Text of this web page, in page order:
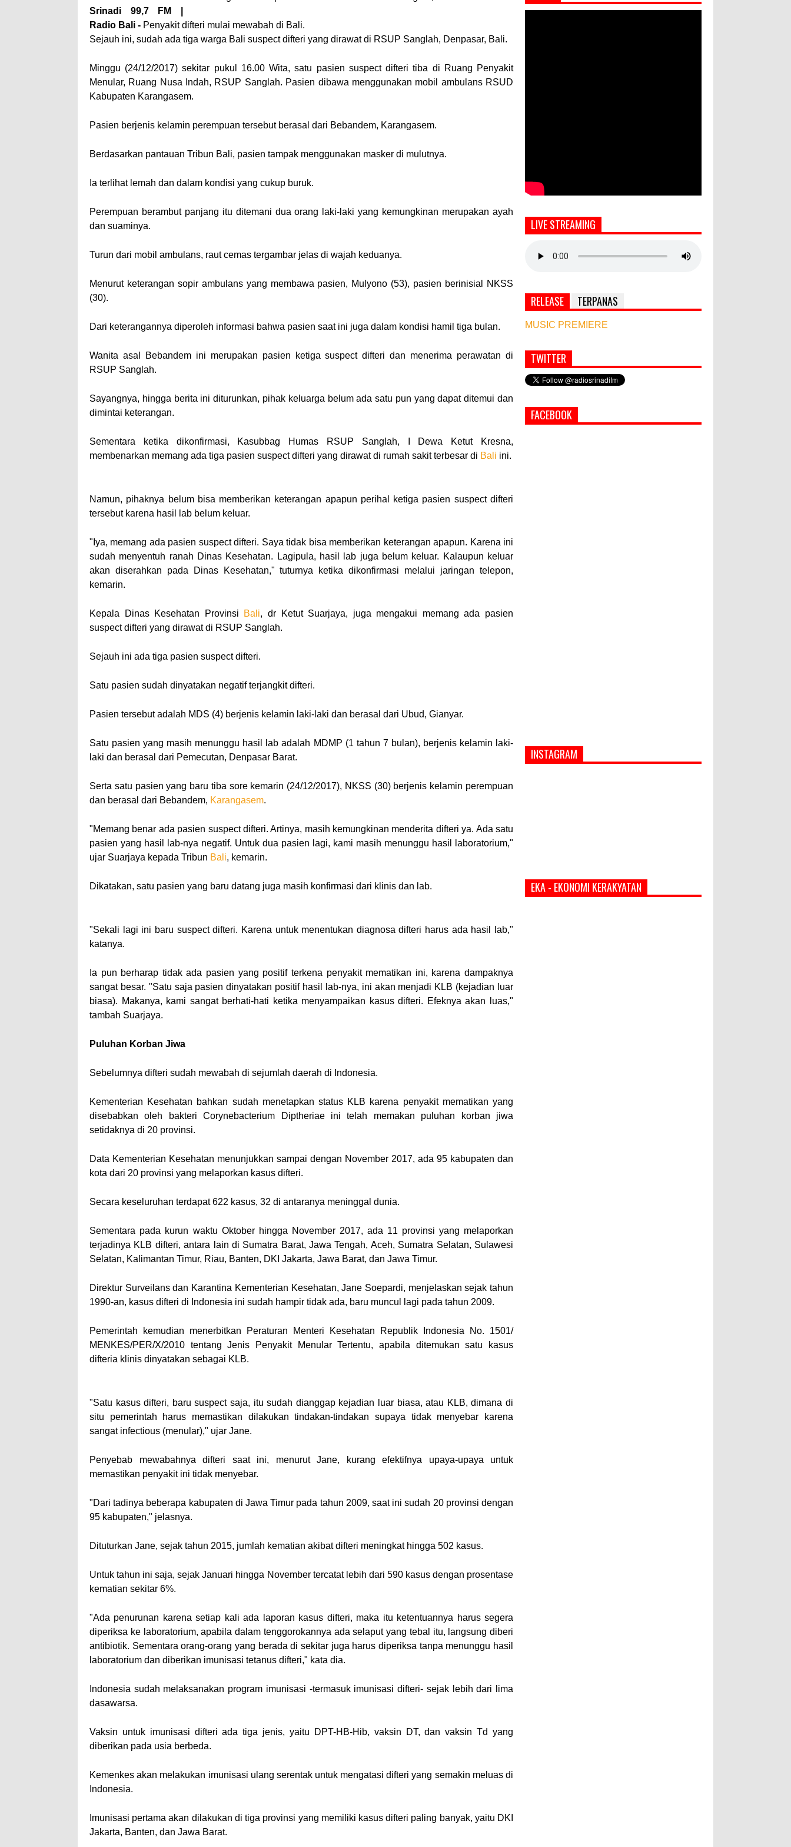
Srinadi 99,7 FM |
Radio Bali - Penyakit difteri mulai mewabah di Bali.
Sejauh ini, sudah ada tiga warga Bali suspect difteri yang dirawat di RSUP Sanglah, Denpasar, Bali.
Minggu (24/12/2017) sekitar pukul 16.00 Wita, satu pasien suspect difteri tiba di Ruang Penyakit
Menular, Ruang Nusa Indah, RSUP Sanglah. Pasien dibawa menggunakan mobil ambulans RSUD
Kabupaten Karangasem.
Pasien berjenis kelamin perempuan tersebut berasal dari Bebandem, Karangasem.
Berdasarkan pantauan Tribun Bali, pasien tampak menggunakan masker di mulutnya.
Ia terlihat lemah dan dalam kondisi yang cukup buruk.
Perempuan berambut panjang itu ditemani dua orang laki-laki yang kemungkinan merupakan ayah
dan suaminya.
Turun dari mobil ambulans, raut cemas tergambar jelas di wajah keduanya.
Menurut keterangan sopir ambulans yang membawa pasien, Mulyono (53), pasien berinisial NKSS
(30).
Dari keterangannya diperoleh informasi bahwa pasien saat ini juga dalam kondisi hamil tiga bulan.
Wanita asal Bebandem ini merupakan pasien ketiga suspect difteri dan menerima perawatan di
RSUP Sanglah.
Sayangnya, hingga berita ini diturunkan, pihak keluarga belum ada satu pun yang dapat ditemui dan
dimintai keterangan.
Sementara ketika dikonfirmasi, Kasubbag Humas RSUP Sanglah, I Dewa Ketut Kresna,
membenarkan memang ada tiga pasien suspect difteri yang dirawat di rumah sakit terbesar di Bali ini.
Namun, pihaknya belum bisa memberikan keterangan apapun perihal ketiga pasien suspect difteri
tersebut karena hasil lab belum keluar.
"Iya, memang ada pasien suspect difteri. Saya tidak bisa memberikan keterangan apapun. Karena ini
sudah menyentuh ranah Dinas Kesehatan. Lagipula, hasil lab juga belum keluar. Kalaupun keluar
akan diserahkan pada Dinas Kesehatan," tuturnya ketika dikonfirmasi melalui jaringan telepon,
kemarin.
Kepala Dinas Kesehatan Provinsi Bali, dr Ketut Suarjaya, juga mengakui memang ada pasien
suspect difteri yang dirawat di RSUP Sanglah.
Sejauh ini ada tiga pasien suspect difteri.
Satu pasien sudah dinyatakan negatif terjangkit difteri.
Pasien tersebut adalah MDS (4) berjenis kelamin laki-laki dan berasal dari Ubud, Gianyar.
Satu pasien yang masih menunggu hasil lab adalah MDMP (1 tahun 7 bulan), berjenis kelamin laki-
laki dan berasal dari Pemecutan, Denpasar Barat.
Serta satu pasien yang baru tiba sore kemarin (24/12/2017), NKSS (30) berjenis kelamin perempuan
dan berasal dari Bebandem, Karangasem.
"Memang benar ada pasien suspect difteri. Artinya, masih kemungkinan menderita difteri ya. Ada satu
pasien yang hasil lab-nya negatif. Untuk dua pasien lagi, kami masih menunggu hasil laboratorium,"
ujar Suarjaya kepada Tribun Bali, kemarin.
Dikatakan, satu pasien yang baru datang juga masih konfirmasi dari klinis dan lab.
"Sekali lagi ini baru suspect difteri. Karena untuk menentukan diagnosa difteri harus ada hasil lab,"
katanya.
Ia pun berharap tidak ada pasien yang positif terkena penyakit mematikan ini, karena dampaknya
sangat besar. "Satu saja pasien dinyatakan positif hasil lab-nya, ini akan menjadi KLB (kejadian luar
biasa). Makanya, kami sangat berhati-hati ketika menyampaikan kasus difteri. Efeknya akan luas,"
tambah Suarjaya.
Puluhan Korban Jiwa
Sebelumnya difteri sudah mewabah di sejumlah daerah di Indonesia.
Kementerian Kesehatan bahkan sudah menetapkan status KLB karena penyakit mematikan yang
disebabkan oleh bakteri Corynebacterium Diptheriae ini telah memakan puluhan korban jiwa
setidaknya di 20 provinsi.
Data Kementerian Kesehatan menunjukkan sampai dengan November 2017, ada 95 kabupaten dan
kota dari 20 provinsi yang melaporkan kasus difteri.
Secara keseluruhan terdapat 622 kasus, 32 di antaranya meninggal dunia.
Sementara pada kurun waktu Oktober hingga November 2017, ada 11 provinsi yang melaporkan
terjadinya KLB difteri, antara lain di Sumatra Barat, Jawa Tengah, Aceh, Sumatra Selatan, Sulawesi
Selatan, Kalimantan Timur, Riau, Banten, DKI Jakarta, Jawa Barat, dan Jawa Timur.
Direktur Surveilans dan Karantina Kementerian Kesehatan, Jane Soepardi, menjelaskan sejak tahun
1990-an, kasus difteri di Indonesia ini sudah hampir tidak ada, baru muncul lagi pada tahun 2009.
Pemerintah kemudian menerbitkan Peraturan Menteri Kesehatan Republik Indonesia No. 1501/
MENKES/PER/X/2010 tentang Jenis Penyakit Menular Tertentu, apabila ditemukan satu kasus
difteria klinis dinyatakan sebagai KLB.
"Satu kasus difteri, baru suspect saja, itu sudah dianggap kejadian luar biasa, atau KLB, dimana di
situ pemerintah harus memastikan dilakukan tindakan-tindakan supaya tidak menyebar karena
sangat infectious (menular)," ujar Jane.
Penyebab mewabahnya difteri saat ini, menurut Jane, kurang efektifnya upaya-upaya untuk
memastikan penyakit ini tidak menyebar.
"Dari tadinya beberapa kabupaten di Jawa Timur pada tahun 2009, saat ini sudah 20 provinsi dengan
95 kabupaten," jelasnya.
Dituturkan Jane, sejak tahun 2015, jumlah kematian akibat difteri meningkat hingga 502 kasus.
Untuk tahun ini saja, sejak Januari hingga November tercatat lebih dari 590 kasus dengan prosentase
kematian sekitar 6%.
"Ada penurunan karena setiap kali ada laporan kasus difteri, maka itu ketentuannya harus segera
diperiksa ke laboratorium, apabila dalam tenggorokannya ada selaput yang tebal itu, langsung diberi
antibiotik. Sementara orang-orang yang berada di sekitar juga harus diperiksa tanpa menunggu hasil
laboratorium dan diberikan imunisasi tetanus difteri," kata dia.
Indonesia sudah melaksanakan program imunisasi -termasuk imunisasi difteri- sejak lebih dari lima
dasawarsa.
Vaksin untuk imunisasi difteri ada tiga jenis, yaitu DPT-HB-Hib, vaksin DT, dan vaksin Td yang
diberikan pada usia berbeda.
Kemenkes akan melakukan imunisasi ulang serentak untuk mengatasi difteri yang semakin meluas di
Indonesia.
Imunisasi pertama akan dilakukan di tiga provinsi yang memiliki kasus difteri paling banyak, yaitu DKI
Jakarta, Banten, dan Jawa Barat.
LIVE STREAMING
RELEASE TERPANAS
MUSIC PREMIERE
Simbol Persahabatan, RI Bangun Islamic Centre
di Afghanistan
Sustainability dan Kemanusiaan
TWITTER
FACEBOOK
INSTAGRAM
EKA - EKONOMI KERAKYATAN